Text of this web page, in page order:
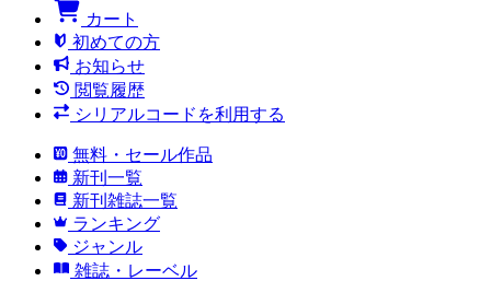
カート
初めての方
お知らせ
閲覧履歴
シリアルコードを利用する
無料・セール作品
新刊一覧
新刊雑誌一覧
ランキング
ジャンル
雑誌・レーベル